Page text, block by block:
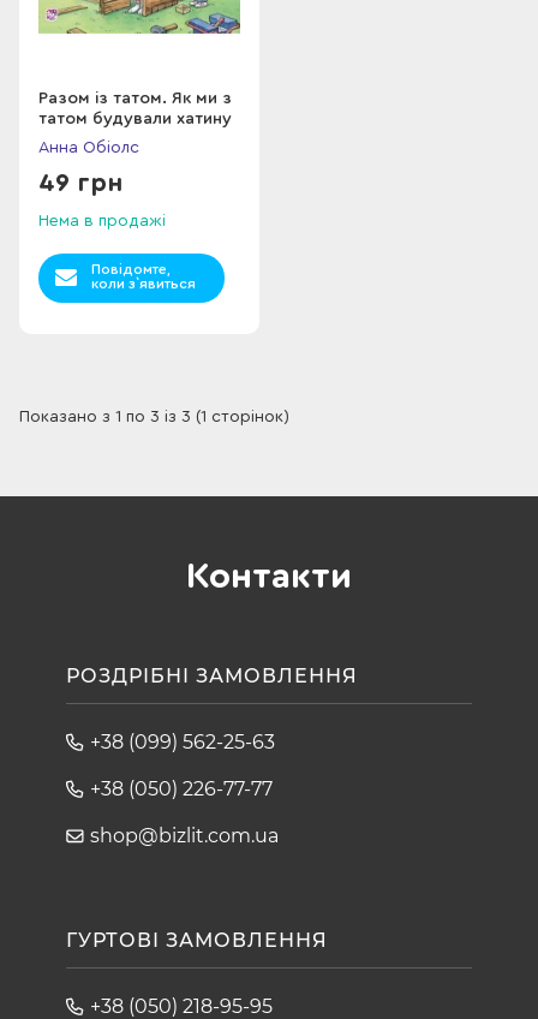
Разом із татом. Як ми з
татом будували хатину
Анна Обіолс
49 грн
Нема в продажі
Повідомте,
коли з`явиться
Показано з 1 по 3 із 3 (1 сторінок)
Контакти
РОЗДРІБНІ ЗАМОВЛЕННЯ
+38 (099) 562-25-63
+38 (050) 226-77-77
shop@bizlit.com.ua
ГУРТОВІ ЗАМОВЛЕННЯ
+38 (050) 218-95-95